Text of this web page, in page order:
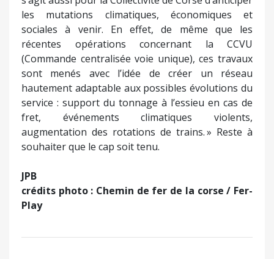
les mutations climatiques, économiques et
sociales à venir. En effet, de même que les
récentes opérations concernant la CCVU
(Commande centralisée voie unique), ces travaux
sont menés avec l’idée de créer un réseau
hautement adaptable aux possibles évolutions du
service : support du tonnage à l’essieu en cas de
fret, événements climatiques violents,
augmentation des rotations de trains. » Reste à
souhaiter que le cap soit tenu.
JPB
crédits photo : Chemin de fer de la corse / Fer-
Play